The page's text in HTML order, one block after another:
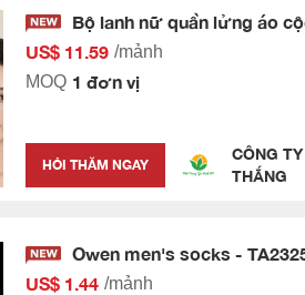
Bộ lanh nữ quần lửng áo
US$ 11.59 /mảnh
MOQ 1 đơn vị
HỎI THĂM NGAY
CÔNG
THẮNG
Owen men's socks -
US$ 1.44 /mảnh